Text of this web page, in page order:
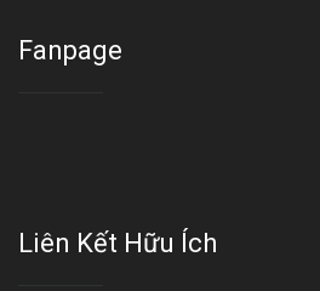
Fanpage
Liên Kết Hữu Ích